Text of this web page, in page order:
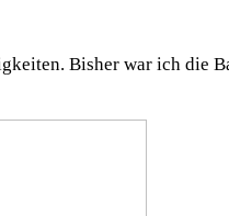
Bisher war ich die